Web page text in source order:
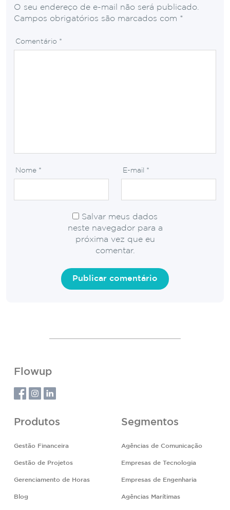
O seu endereço de e-mail não será publicado.
Campos obrigatórios são marcados com *
Comentário *
Nome * E-mail *
Salvar meus dados
neste navegador para a
próxima vez que eu
comentar.
Flowup
Produtos
Gestão Financeira
Gestão de Projetos
Gerenciamento de Horas
Blog
Segmentos
Agências de Comunicação
Empresas de Tecnologia
Empresas de Engenharia
Agências Marítimas